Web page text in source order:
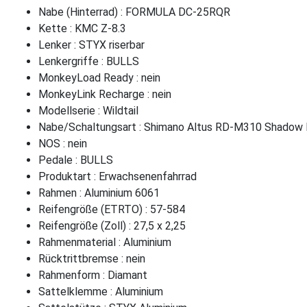
Nabe (Hinterrad) : FORMULA DC-25RQR
Kette : KMC Z-8.3
Lenker : STYX riserbar
Lenkergriffe : BULLS
MonkeyLoad Ready : nein
MonkeyLink Recharge : nein
Modellserie : Wildtail
Nabe/Schaltungsart : Shimano Altus RD-M310 Shadow
NOS : nein
Pedale : BULLS
Produktart : Erwachsenenfahrrad
Rahmen : Aluminium 6061
Reifengröße (ETRTO) : 57-584
Reifengröße (Zoll) : 27,5 x 2,25
Rahmenmaterial : Aluminium
Rücktrittbremse : nein
Rahmenform : Diamant
Sattelklemme : Aluminium